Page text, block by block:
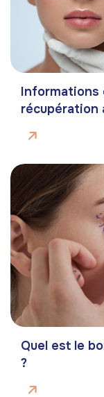
Informations
récupération
Quel est le
?